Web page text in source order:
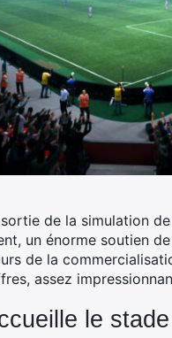
de la simulation
un énorme soutien
de la
assez
le